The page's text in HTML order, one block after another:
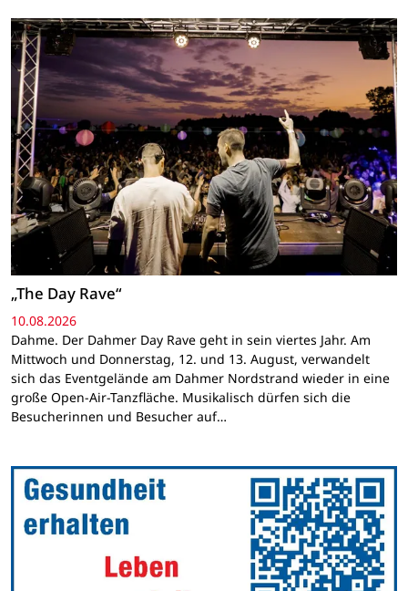
„The Day Rave“
10.08.2026
Dahme. Der Dahmer Day Rave geht in sein viertes Jahr. Am
Mittwoch und Donnerstag, 12. und 13. August, verwandelt
sich das Eventgelände am Dahmer Nordstrand wieder in eine
große Open-Air-Tanzfläche. Musikalisch dürfen sich die
Besucherinnen und Besucher auf…